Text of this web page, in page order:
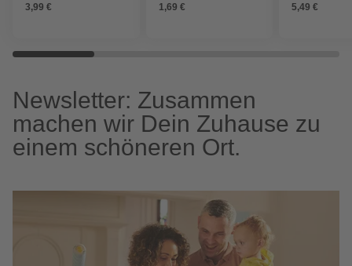
3,99 € 1,69 € 5,49 €
Newsletter: Zusammen
machen wir Dein Zuhause zu
einem schöneren Ort.